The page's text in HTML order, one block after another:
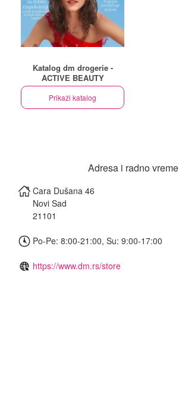
Katalog dm drogerie -
ACTIVE BEAUTY
Prikaži katalog
Adresa i radno vreme
Cara Dušana 46
Novi Sad
21101
Po-Pe: 8:00-21:00, Su: 9:00-17:00
https://www.dm.rs/store